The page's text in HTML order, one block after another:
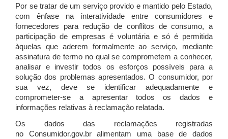
Por se tratar de um serviço provido e mantido pelo Estado,
com ênfase na interatividade entre consumidores e
fornecedores para redução de conflitos de consumo, a
participação de empresas é voluntária e só é permitida
àquelas que aderem formalmente ao serviço, mediante
assinatura de termo no qual se comprometem a conhecer,
analisar e investir todos os esforços possíveis para a
solução dos problemas apresentados. O consumidor, por
sua vez, deve se identificar adequadamente e
comprometer-se a apresentar todos os dados e
informações relativas à reclamação relatada.
Os dados das reclamações registradas
no Consumidor.gov.br alimentam uma base de dados